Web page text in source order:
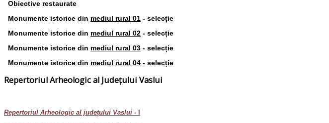
Obiective restaurate
Monumente istorice din mediul rural 01 - selecție
Monumente istorice din mediul rural 02 - selecție
Monumente istorice din mediul rural 03 - selecție
Monumente istorice din mediul rural 04 - selecție
Repertoriul Arheologic al Județului Vaslui
Repertoriul Arheologic al județului Vaslui -